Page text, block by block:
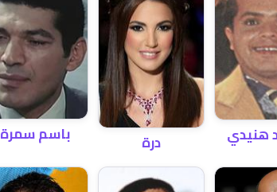
هنيدي درة باسم سمرة